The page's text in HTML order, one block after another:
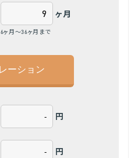
ヶ月
6ヶ月～36ヶ月まで
円
円